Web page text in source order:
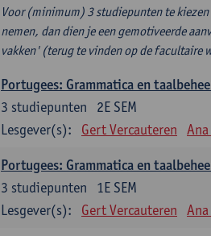
Voor (minimum) 3 studiepunten te
nemen, dan dien je een gemotiveerde
vakken' (terug te vinden op de facultaire
Portugees: Grammatica en
2E SEM
3 studiepunten
Lesgever(s):
Gert Vercauteren
Portugees: Grammatica en
1E SEM
3 studiepunten
Lesgever(s):
Gert Vercauteren